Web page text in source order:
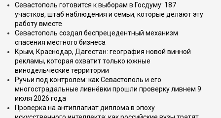
Севастополь готовится к выборам в Госдуму: 187
участков, штаб наблюдения и семьи, которые делают эту
работу вместе
Севастополь создал беспрецедентный механизм
спасения местного бизнеса
Крым, Краснодар, Дагестан: география новой винной
рекламы, которая охватит только южные
винодельческие территории
Ручьи под контролем: как Севастополь и его
многострадальные ливнёвки прошли проверку ливнем 9
июля 2026 года
Проверка на антиплагиат диплома в эпоху